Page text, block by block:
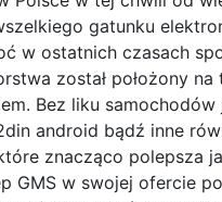
gatunku
w ostatnich czasach
został położony na
Bez liku samochodów
android bądź inne
znacząco polepsza
GMS w swojej ofercie